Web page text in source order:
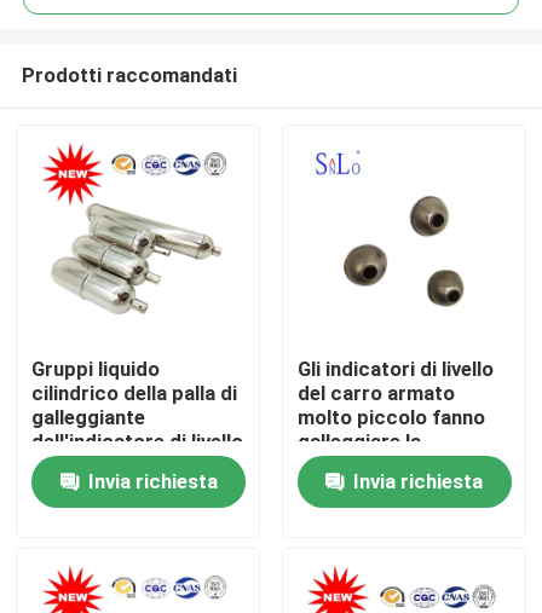
Casa
Contatti
Prodotti raccomandati
Gruppi liquido
cilindrico della palla di
galleggiante
dell'indicatore di livello
spessore 0.9mm/di
0.8mmInvia richiesta
Gli indicatori di livello
del carro armato
molto piccolo fanno
galleggiare la
pressione livellata dei
pezzi di ricambio
1.0Mpa del
Invia richiesta